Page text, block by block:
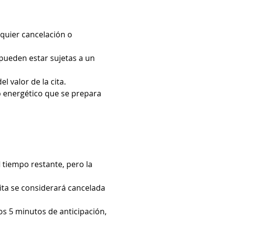
cancelación o
estar sujetas a un
valor de la cita.
que se prepara
tiempo restante, pero la
se considerará cancelada
5 minutos de anticipación,